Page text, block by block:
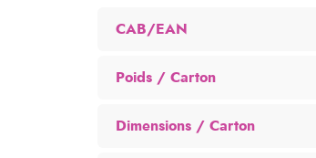
CAB/EAN
Poids
Dimensions